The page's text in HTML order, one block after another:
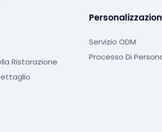
Ristorazione
Servizio ODM
Processo Di